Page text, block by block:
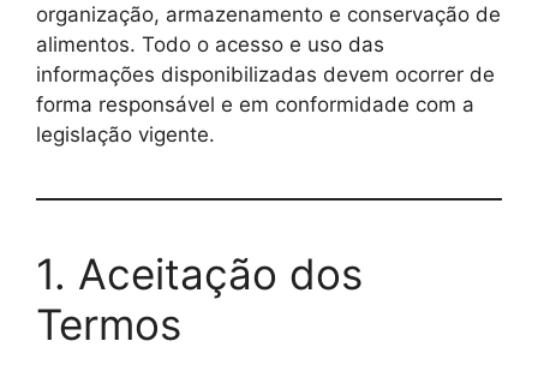
organização, armazenamento e conservação de
alimentos. Todo o acesso e uso das
informações disponibilizadas devem ocorrer de
forma responsável e em conformidade com a
legislação vigente.
1. Aceitação dos
Termos